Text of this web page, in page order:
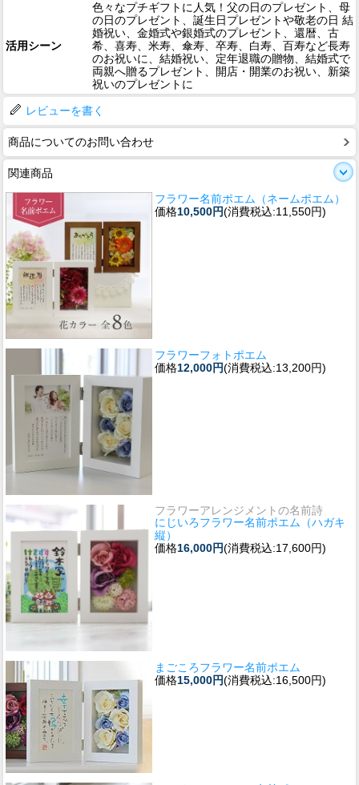
活用シーン
色々なプチギフトに人気！父の日のプレゼント、母
の日のプレゼント、誕生日プレゼントや敬老の日 結
婚祝い、金婚式や銀婚式のプレゼント、還暦、古
希、喜寿、米寿、傘寿、卒寿、白寿、百寿など長寿
のお祝いに、結婚祝い、定年退職の贈物、結婚式で
両親へ贈るプレゼント、開店・開業のお祝い、新築
祝いのプレゼントに
レビューを書く
商品についてのお問い合わせ
関連商品
フラワー名前ポエム（ネームポエム）
価格10,500円(消費税込:11,550円)
フラワーフォトポエム
価格12,000円(消費税込:13,200円)
フラワーアレンジメントの名前詩
にじいろフラワー名前ポエム（ハガキ
縦）
価格16,000円(消費税込:17,600円)
まごころフラワー名前ポエム
価格15,000円(消費税込:16,500円)